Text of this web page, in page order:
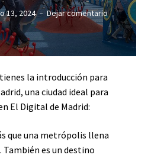
13, 2024 Dejar comentario
la introducción para
una ciudad ideal para
El Digital de Madrid:
que una metrópolis llena
es un destino